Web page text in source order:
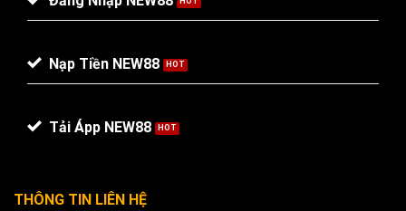
Nạp Tiền NEW88
Tải Ápp NEW88
THÔNG TIN LIÊN HỆ